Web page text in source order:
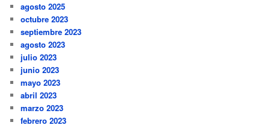
agosto 2025
octubre 2023
septiembre 2023
agosto 2023
julio 2023
junio 2023
mayo 2023
abril 2023
marzo 2023
febrero 2023